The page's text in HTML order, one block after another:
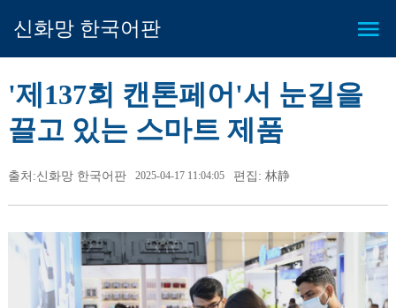
신화망 한국어판
'제137회 캔톤페어'서 눈길을
끌고 있는 스마트 제품
출처:신화망 한국어판 2025-04-17 11:04:05 편집: 林静